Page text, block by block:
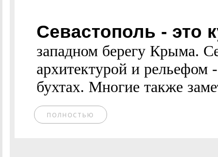
Севастополь - это
западном берегу Крыма.
архитектурой и рельефом
бухтах. Многие также
ПОЛНОСТЬЮ